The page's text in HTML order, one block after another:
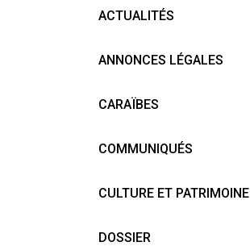
ACTUALITÉS
ANNONCES LÉGALES
CARAÏBES
COMMUNIQUÉS
CULTURE ET PATRIMOINE
DOSSIER